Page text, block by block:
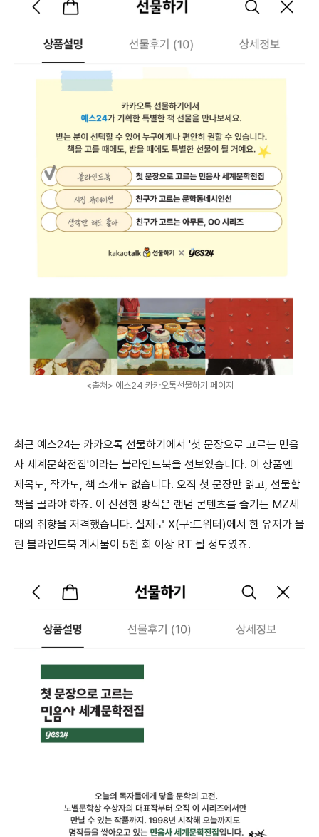
<출처> 예스24 카카오톡선물하기 페이지
최근 예스24는 카카오톡 선물하기에서 '첫 문장으로 고르는 민음
사 세계문학전집'이라는 블라인드북을 선보였습니다. 이 상품엔
제목도, 작가도, 책 소개도 없습니다. 오직 첫 문장만 읽고, 선물할
책을 골라야 하죠. 이 신선한 방식은 랜덤 콘텐츠를 즐기는 MZ세
대의 취향을 저격했습니다. 실제로 X(구:트위터)에서 한 유저가 올
린 블라인드북 게시물이 5천 회 이상 RT 될 정도였죠.